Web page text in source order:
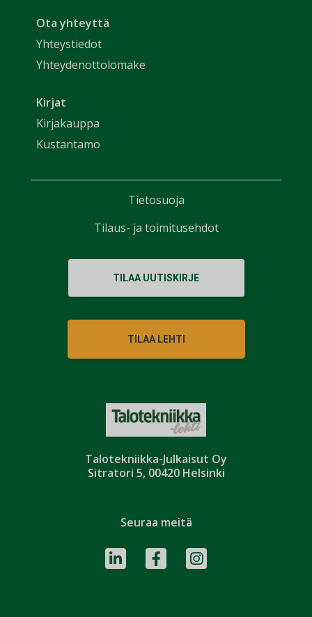
Talotekniikka-Julkaisut Oy
Sitratori 5, 00420 Helsinki
Ota yhteyttä
Yhteystiedot
Yhteydenottolomake
Kirjat
Kirjakauppa
Kustantamo
TILAA UUTISKIRJE
TILAA LEHTI
Seuraa meitä
Tietosuoja
Tilaus- ja toimitusehdot